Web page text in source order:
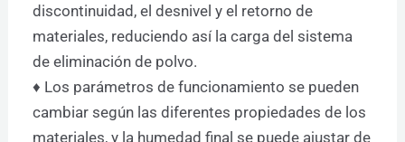
discontinuidad, el desnivel y el retorno de
materiales, reduciendo así la carga del sistema
de eliminación de polvo.
♦ Los parámetros de funcionamiento se pueden
cambiar según las diferentes propiedades de los
materiales, y la humedad final se puede ajustar de